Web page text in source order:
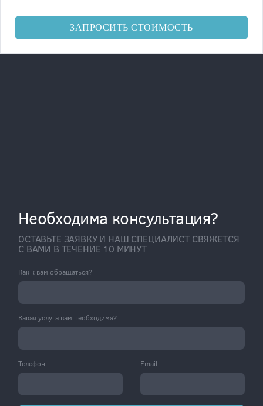
ЗАПРОСИТЬ СТОИМОСТЬ
Необходима консультация?
ОСТАВЬТЕ ЗАЯВКУ И НАШ СПЕЦИАЛИСТ СВЯЖЕТСЯ
С ВАМИ В ТЕЧЕНИЕ 10 МИНУТ
Как к вам обращаться?
Какая услуга вам необходима?
Телефон Email